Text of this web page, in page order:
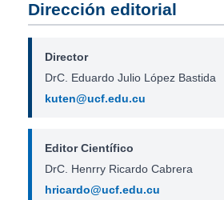
Dirección editorial
Director
DrC. Eduardo Julio López Bastida
kuten@ucf.edu.cu
Editor Científico
DrC. Henrry Ricardo Cabrera
hricardo@ucf.edu.cu